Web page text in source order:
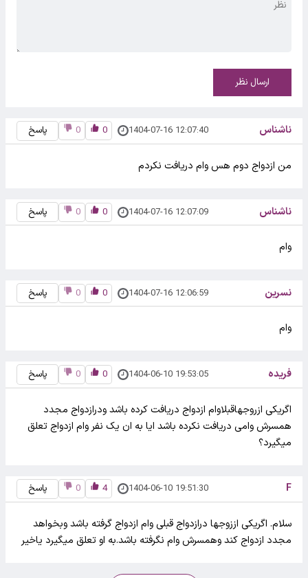
ارسال نظر
ناشناس 1404-07-16 12:07:40
0
0 پاسخ
من ازدواج دوم هس وام دریافت نکردم
ناشناس 1404-07-16 12:07:09
0
0 پاسخ
وام
نسرین 1404-07-16 12:06:59
0
0 پاسخ
وام
فریده 1404-06-10 19:53:05
0
0 پاسخ
اگریکی ازروجهاقبلاوام ازدواج دریافت کرده باشد ودرازدواج مجدد
همسرش وامی دریافت نکرده باشد ایا به ان یک نفر وام ازدواج تعلق
میگیرد؟
F
1404-06-10 19:51:30
4
0 پاسخ
سلام. اگریکی اززوجها درازدواج قبلی وام ازدواج گرفته باشد وبخواهد
مجدد ازدواج کند وهمسرش وام نگرفته باشد.به او تعلق میگیرد یاخیر